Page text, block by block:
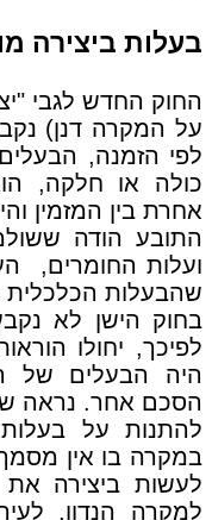
בעלות ביצירה
החוק החדש לגבי
לפי הזמנה,
כולה או חלקה,
אחרת בין המזמין
התובע הודה
ועלות החומרים,
שהבעלות הכלכלית
בחוק הישן לא
היה הבעלים של
הסכם אחר. נראה
להתנות על
במקרה בו אין מסמך
לעשות ביצירה את
למקרה הנדון,